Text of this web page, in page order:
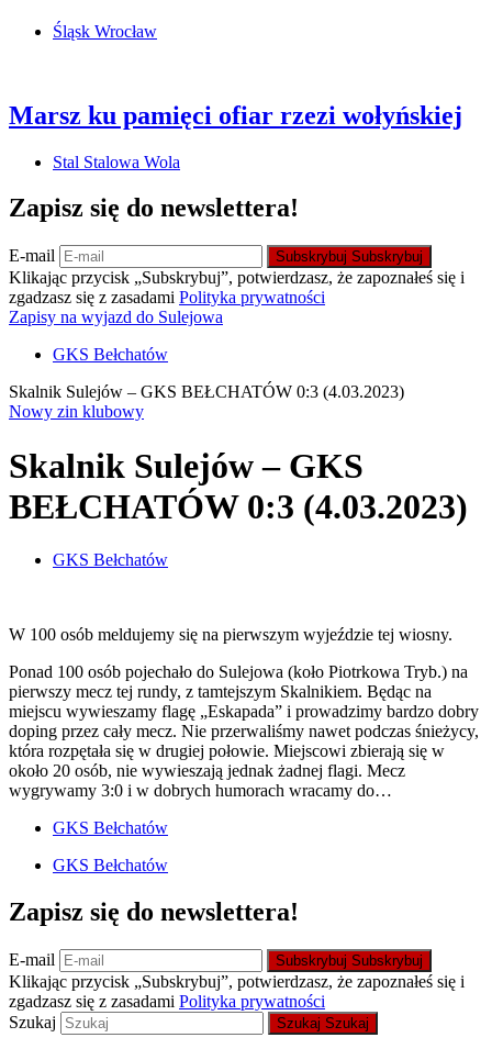
Śląsk Wrocław
Marsz ku pamięci ofiar rzezi wołyńskiej
Stal Stalowa Wola
Zapisz się do newslettera!
E-mail Subskrybuj Subskrybuj
Klikając przycisk „Subskrybuj”, potwierdzasz, że zapoznałeś się i
zgadzasz się z zasadami Polityka prywatności
Zapisy na wyjazd do Sulejowa
GKS Bełchatów
Skalnik Sulejów – GKS BEŁCHATÓW 0:3 (4.03.2023)
Nowy zin klubowy
Skalnik Sulejów – GKS
BEŁCHATÓW 0:3 (4.03.2023)
GKS Bełchatów
W 100 osób meldujemy się na pierwszym wyjeździe tej wiosny.
Ponad 100 osób pojechało do Sulejowa (koło Piotrkowa Tryb.) na
pierwszy mecz tej rundy, z tamtejszym Skalnikiem. Będąc na
miejscu wywieszamy flagę „Eskapada” i prowadzimy bardzo dobry
doping przez cały mecz. Nie przerwaliśmy nawet podczas śnieżycy,
która rozpętała się w drugiej połowie. Miejscowi zbierają się w
około 20 osób, nie wywieszają jednak żadnej flagi. Mecz
wygrywamy 3:0 i w dobrych humorach wracamy do…
GKS Bełchatów
GKS Bełchatów
Zapisz się do newslettera!
E-mail Subskrybuj Subskrybuj
Klikając przycisk „Subskrybuj”, potwierdzasz, że zapoznałeś się i
zgadzasz się z zasadami Polityka prywatności
Szukaj
Szukaj Szukaj